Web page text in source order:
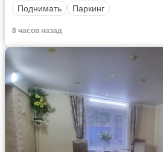
Поднимать
Паркинг
8 часов назад